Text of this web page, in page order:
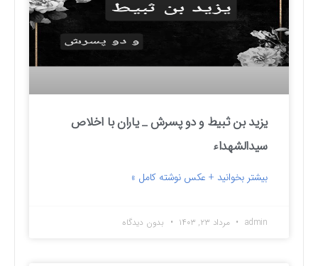
یزید بن ثبیط و دو پسرش _ یاران با اخلاص
سیدالشهداء
بیشتر بخوانید + عکس نوشته کامل »
admin مرداد ۲۳, ۱۴۰۳ بدون دیدگاه